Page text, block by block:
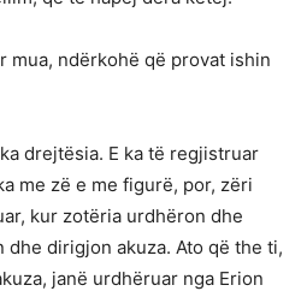
mua, ndërkohë që provat ishin
drejtësia. E ka të regjistruar
me zë e me figurë, por, zëri
kur zotëria urdhëron dhe
dirigjon akuza. Ato që the ti,
janë urdhëruar nga Erion